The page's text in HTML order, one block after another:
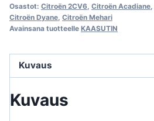
Osastot: Citroën 2CV6 Citroën Acadiane
Citroën Dyane Citroën Mehari
Avainsana tuotteelle KAASUTIN
Kuvaus
Kuvaus